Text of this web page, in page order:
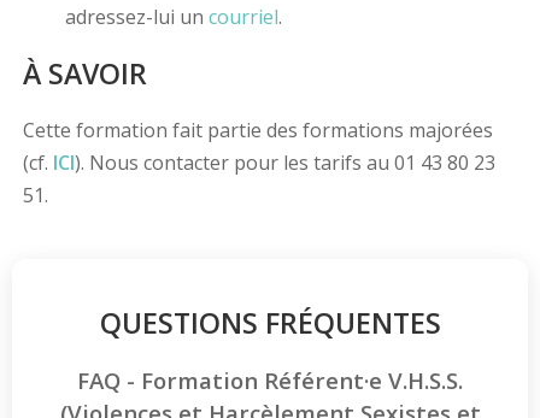
adressez-lui un courriel.
À SAVOIR
Cette formation fait partie des formations majorées
(cf. ICI). Nous contacter pour les tarifs au 01 43 80 23
51.
QUESTIONS FRÉQUENTES
FAQ - Formation Référent·e V.H.S.S.